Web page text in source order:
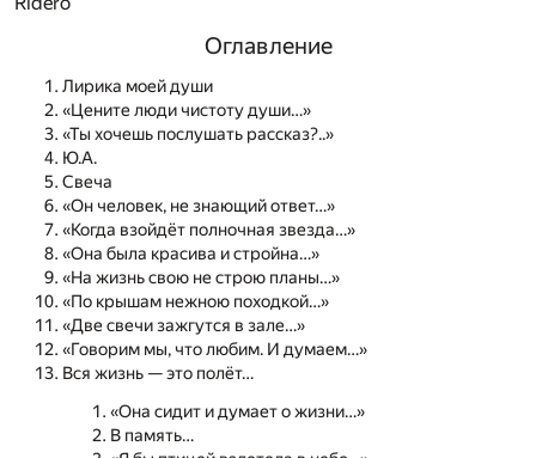
Оглавление
Лирика моей души
«Цените люди чистоту души…»
«Ты хочешь послушать рассказ?..»
Ю.А.
Свеча
«Он человек, не знающий ответ…»
«Когда взойдёт полночная звезда…»
«Она была красива и стройна…»
«На жизнь свою не строю планы…»
«По крышам нежною походкой…»
«Две свечи зажгутся в зале…»
«Говорим мы, что любим. И думаем…»
Вся жизнь — это полёт…
«Она сидит и думает о жизни…»
В память…